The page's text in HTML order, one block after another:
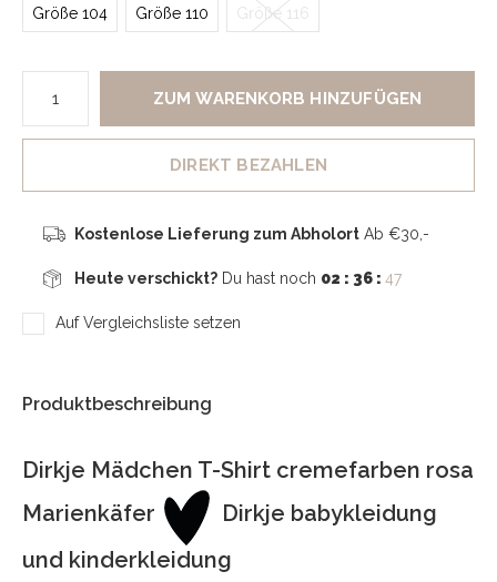
Größe 104 Größe 110 Größe 116
ZUM WARENKORB HINZUFÜGEN
DIREKT BEZAHLEN
Kostenlose Lieferung zum AbholortAb €30,-
Heute verschickt?Du hast noch 02 : 36 : 45
Auf Vergleichsliste setzen
Produktbeschreibung
Dirkje Mädchen T-Shirt cremefarben rosa
Marienkäfer
Dirkje babykleidung
und kinderkleidung